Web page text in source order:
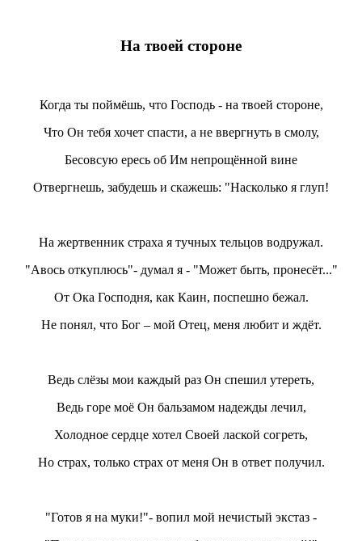
На твоей стороне
Когда ты поймёшь, что Господь - на твоей стороне,
Что Он тебя хочет спасти, а не ввергнуть в смолу,
Бесовсую ересь об Им непрощённой вине
Отвергнешь, забудешь и скажешь: "Насколько я глуп!
На жертвенник страха я тучных тельцов водружал.
"Авось откуплюсь"- думал я - "Может быть, пронесёт..."
От Ока Господня, как Каин, поспешно бежал.
Не понял, что Бог – мой Отец, меня любит и ждёт.
Ведь слёзы мои каждый раз Он спешил утереть,
Ведь горе моё Он бальзамом надежды лечил,
Холодное сердце хотел Своей лаской согреть,
Но страх, только страх от меня Он в ответ получил.
"Готов я на муки!"- вопил мой нечистый экстаз -